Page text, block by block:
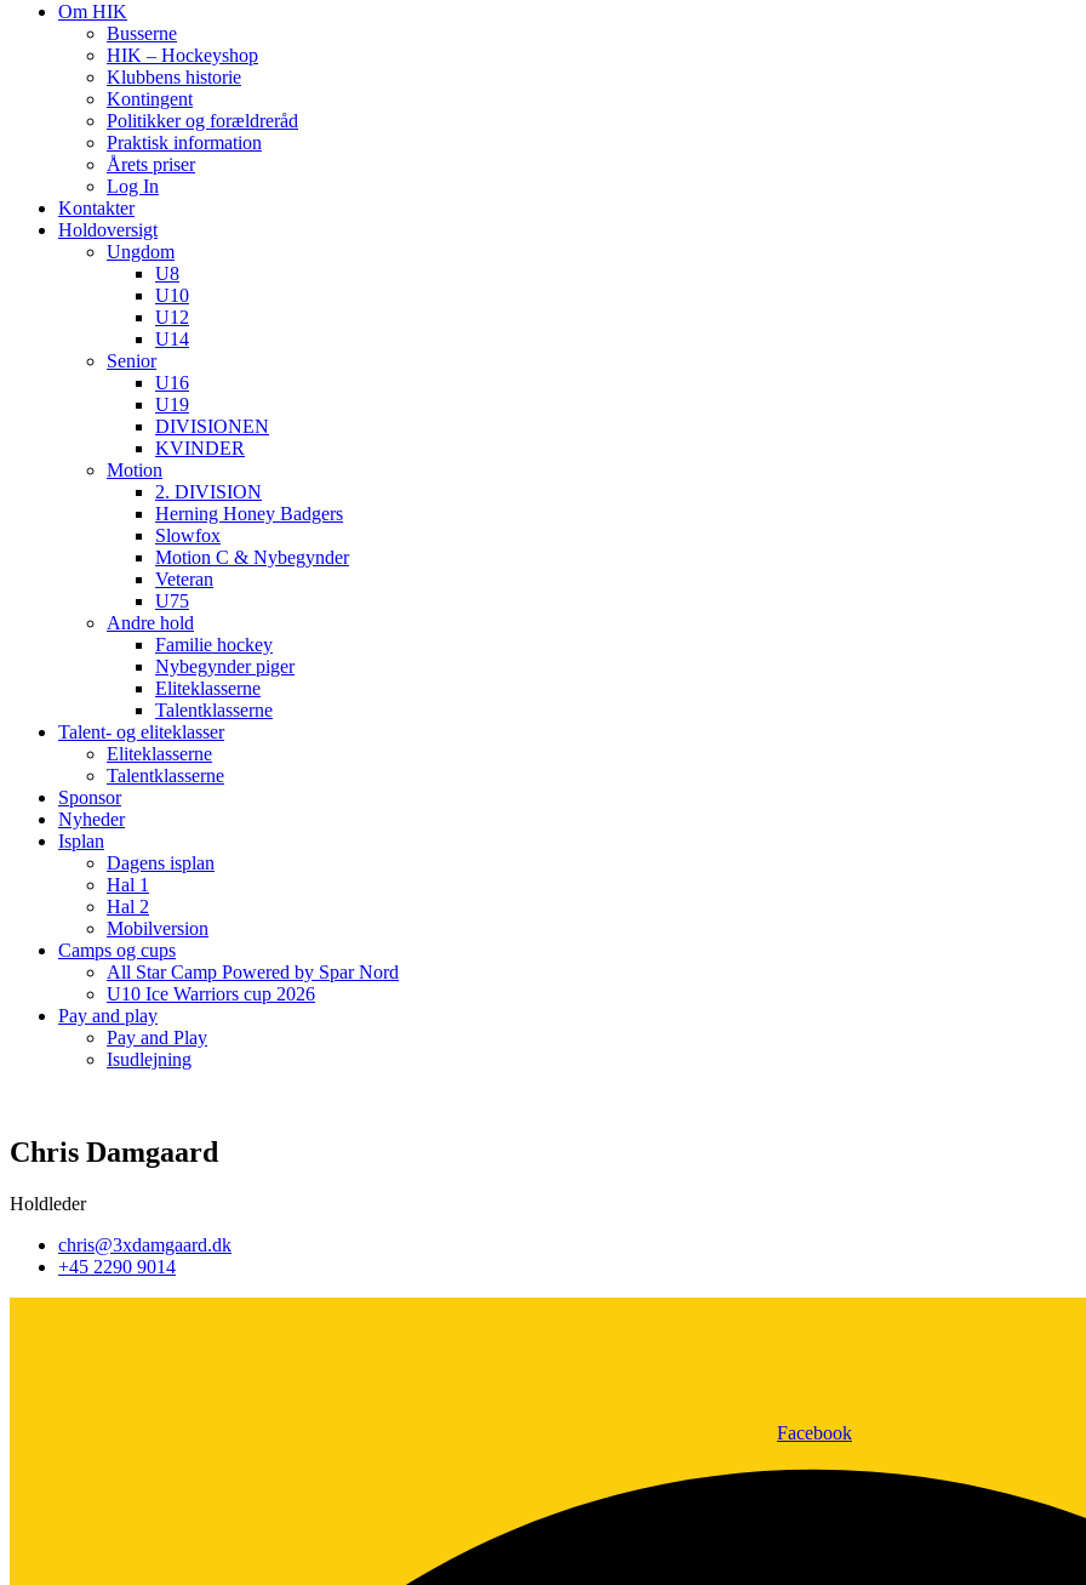
Om HIK
Busserne
HIK – Hockeyshop
Klubbens historie
Kontingent
Politikker og forældreråd
Praktisk information
Årets priser
Log In
Kontakter
Holdoversigt
Ungdom
U8
U10
U12
U14
Senior
U16
U19
DIVISIONEN
KVINDER
Motion
2. DIVISION
Herning Honey Badgers
Slowfox
Motion C & Nybegynder
Veteran
U75
Andre hold
Familie hockey
Nybegynder piger
Eliteklasserne
Talentklasserne
Talent- og eliteklasser
Eliteklasserne
Talentklasserne
Sponsor
Nyheder
Isplan
Dagens isplan
Hal 1
Hal 2
Mobilversion
Camps og cups
All Star Camp Powered by Spar Nord
U10 Ice Warriors cup 2026
Pay and play
Pay and Play
Isudlejning
Chris Damgaard
Holdleder
chris@3xdamgaard.dk
+45 2290 9014
Facebook